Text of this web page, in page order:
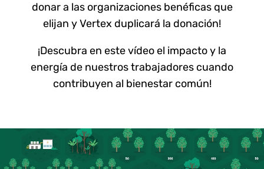
donar a las organizaciones benéficas que
elijan y Vertex duplicará la donación!
¡Descubra en este vídeo el impacto y la
energía de nuestros trabajadores cuando
contribuyen al bienestar común!